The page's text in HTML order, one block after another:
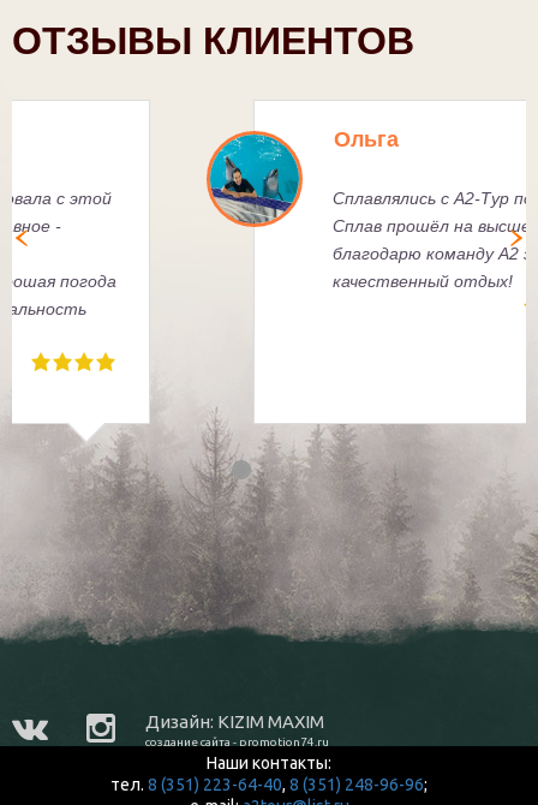
ОТЗЫВЫ КЛИЕНТОВ
Ксения Ф.
Много раз путешествовала с этой
весёлой компанией, главное -
правильная группа, хорошая погода
Дизайн: KIZIM MAXIM
создание сайта - promotion74.ru
Наши контакты:
тел. 8 (351) 223-64-40, 8 (351) 248-96-96;